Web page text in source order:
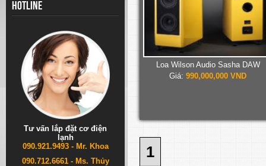
Hotline
Tư vấn lắp đặt cơ điện
lạnh
090.921.9493 - Mr. Khoa
090.712.6661 - Ms. Thủy
Loa Wilson Audio Sasha DAW
Giá: 990,000,000 VND
1